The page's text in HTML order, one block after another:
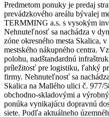
Predmetom ponuky je predaj
prevádzkového areálu bývalej
TERMMING a.s. s vysokým
Nehnuteľnosť sa nachádza v
zóne okresného mesta Skalica,
mestského nákupného centra.
polohu, nadštandardnú
príležitosť pre logistiku, ľahký
firmy. Nehnuteľnosť sa
Skalica na Mallého ulici č. 977/
obchodno-skladovými a
ponúka vynikajúcu dopravnú
siete. Podľa aktuálneho